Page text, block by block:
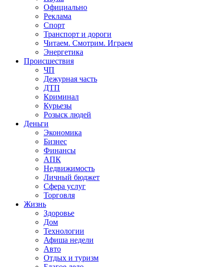
Официально
Реклама
Спорт
Транспорт и дороги
Читаем. Смотрим. Играем
Энергетика
Происшествия
ЧП
Дежурная часть
ДТП
Криминал
Курьезы
Розыск людей
Деньги
Экономика
Бизнес
Финансы
АПК
Недвижимость
Личный бюджет
Сфера услуг
Торговля
Жизнь
Здоровье
Дом
Технологии
Афиша недели
Авто
Отдых и туризм